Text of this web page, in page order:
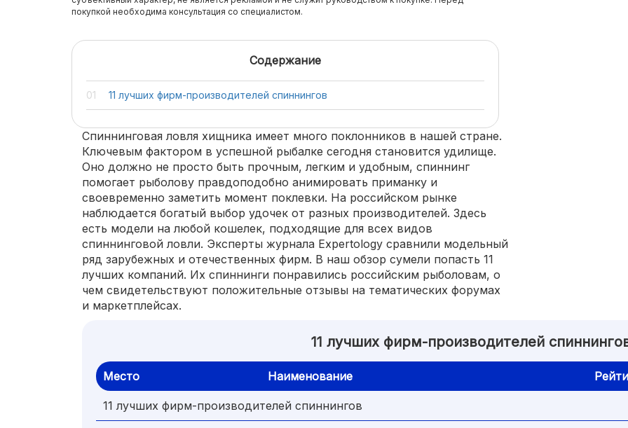
покупкой необходима консультация со специалистом.
Содержание
11 лучших фирм-производителей спиннингов
Спиннинговая ловля хищника имеет много поклонников в нашей стране.
Ключевым фактором в успешной рыбалке сегодня становится удилище.
Оно должно не просто быть прочным, легким и удобным, спиннинг
помогает рыболову правдоподобно анимировать приманку и
своевременно заметить момент поклевки. На российском рынке
наблюдается богатый выбор удочек от разных производителей. Здесь
есть модели на любой кошелек, подходящие для всех видов
спиннинговой ловли. Эксперты журнала Expertology сравнили модельный
ряд зарубежных и отечественных фирм. В наш обзор сумели попасть 11
лучших компаний. Их спиннинги понравились российским рыболовам, о
чем свидетельствуют положительные отзывы на тематических форумах
и маркетплейсах.
11 лучших фирм-производителей
Место Наименование
11 лучших фирм-производителей спиннингов